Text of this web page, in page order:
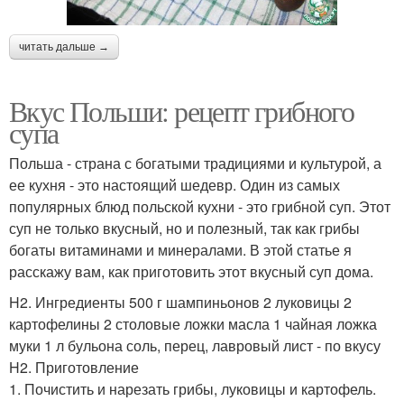
читать дальше →
Вкус Польши: рецепт грибного
супа
Польша - страна с богатыми традициями и культурой, а
ее кухня - это настоящий шедевр. Один из самых
популярных блюд польской кухни - это грибной суп. Этот
суп не только вкусный, но и полезный, так как грибы
богаты витаминами и минералами. В этой статье я
расскажу вам, как приготовить этот вкусный суп дома.
H2. Ингредиенты 500 г шампиньонов 2 луковицы 2
картофелины 2 столовые ложки масла 1 чайная ложка
муки 1 л бульона соль, перец, лавровый лист - по вкусу
H2. Приготовление
1. Почистить и нарезать грибы, луковицы и картофель.